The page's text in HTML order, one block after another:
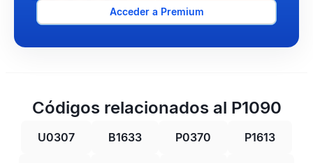
Acceder a Premium
Códigos relacionados al P1090
U0307 B1633 P0370 P1613